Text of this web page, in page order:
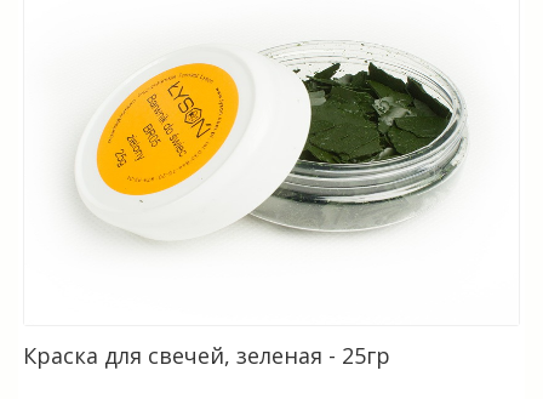
Краска для свечей, зеленая - 25гр